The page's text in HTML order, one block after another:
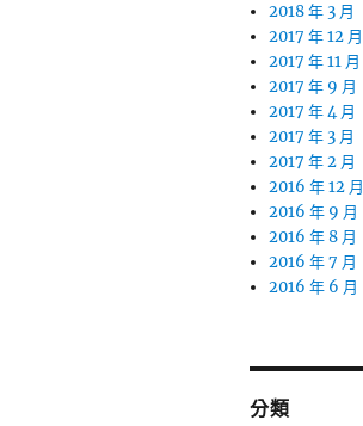
2018 年 3 月
2017 年 12 月
2017 年 11 月
2017 年 9 月
2017 年 4 月
2017 年 3 月
2017 年 2 月
2016 年 12 月
2016 年 9 月
2016 年 8 月
2016 年 7 月
2016 年 6 月
分類